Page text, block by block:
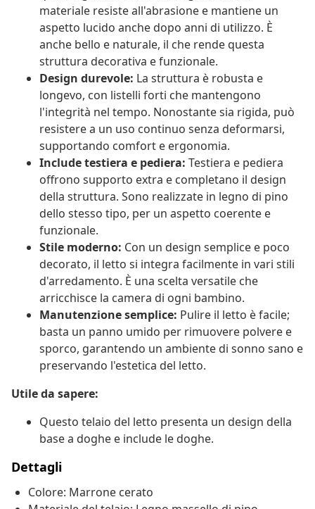
materiale resiste all'abrasione e mantiene un
aspetto lucido anche dopo anni di utilizzo. È
anche bello e naturale, il che rende questa
struttura decorativa e funzionale.
Design durevole: La struttura è robusta e
longevo, con listelli forti che mantengono
l'integrità nel tempo. Nonostante sia rigida, può
resistere a un uso continuo senza deformarsi,
supportando comfort e ergonomia.
Include testiera e pediera: Testiera e pediera
offrono supporto extra e completano il design
della struttura. Sono realizzate in legno di pino
dello stesso tipo, per un aspetto coerente e
funzionale.
Stile moderno: Con un design semplice e poco
decorato, il letto si integra facilmente in vari stili
d'arredamento. È una scelta versatile che
arricchisce la camera di ogni bambino.
Manutenzione semplice: Pulire il letto è facile;
basta un panno umido per rimuovere polvere e
sporco, garantendo un ambiente di sonno sano e
preservando l'estetica del letto.
Utile da sapere:
Questo telaio del letto presenta un design della
base a doghe e include le doghe.
Dettagli
Colore: Marrone cerato